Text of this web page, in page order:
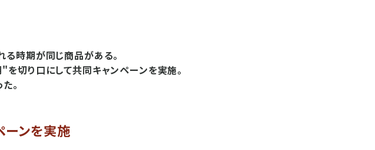
る時期が同じ商品がある。
切り口にして共同キャンペーンを実施。
。
ーンを実施